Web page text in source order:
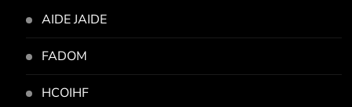
AIDE JAIDE
FADOM
HCOIHF